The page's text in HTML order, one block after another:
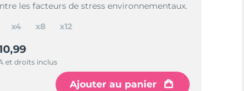
les facteurs de stress environnementaux.
et droits inclus
Ajouter au panier
x4 x8 x12